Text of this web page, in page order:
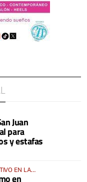
Juan
para
y estafas
EN LA
en